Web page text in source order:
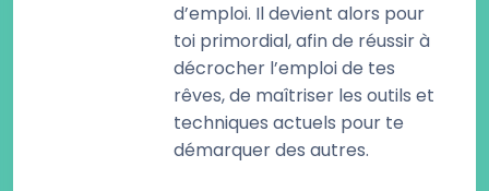
d’emploi. Il devient alors pour
toi primordial, afin de réussir à
décrocher l’emploi de tes
rêves, de maîtriser les outils et
techniques actuels pour te
démarquer des autres.